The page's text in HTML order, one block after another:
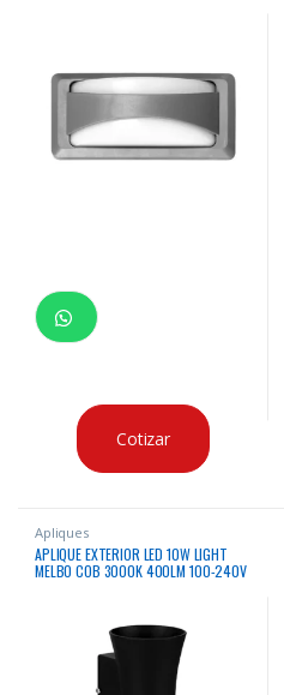
Cotizar
Apliques
APLIQUE EXTERIOR LED 10W LIGHT
MELBO COB 3000K 400LM 100-240V